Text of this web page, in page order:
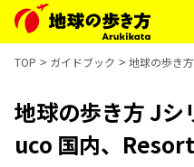
TOP ガイドブック 地球の歩き
地球の歩き方 J
uco 国内、